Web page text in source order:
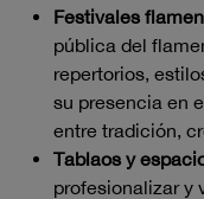
Festivales
pública del
repertorios,
su presencia en
entre tradición,
Tablaos y
profesionalizar y